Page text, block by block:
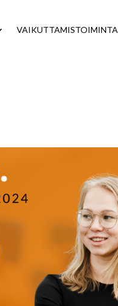
VAIKUTTAMISTOIMINTA